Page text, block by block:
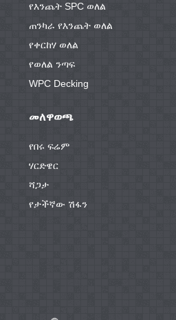
የእንጨት SPC ወለል
ጠንካራ የእንጨት ወለል
የቀርከሃ ወለል
የወለል ንጣፍ
WPC Decking
መለዋወጫ
የበሩ ፍሬም
ሃርድዌር
ሻጋታ
የታችኛው ሽፋን